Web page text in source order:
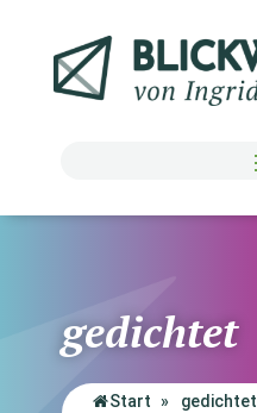
gedichtet
Start » gedichtet